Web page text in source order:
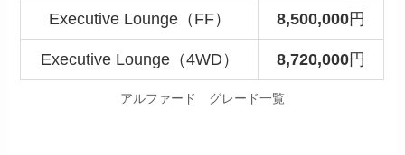
Executive Lounge（FF） 8,500,000円
Executive Lounge（4WD） 8,720,000円
アルファード グレード一覧